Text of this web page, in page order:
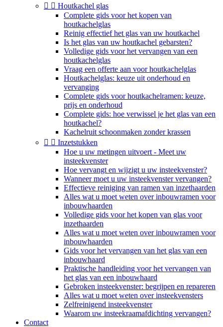
  Houtkachel glas
Complete gids voor het kopen van
houtkachelglas
Reinig effectief het glas van uw houtkachel
Is het glas van uw houtkachel gebarsten?
Volledige gids voor het vervangen van een
houtkachelglas
Vraag een offerte aan voor houtkachelglas
Houtkachelglas: keuze uit onderhoud en
vervanging
Complete gids voor houtkachelramen: keuze,
prijs en onderhoud
Complete gids: hoe verwissel je het glas van een
houtkachel?
Kachelruit schoonmaken zonder krassen
  Inzetstukken
Hoe u uw metingen uitvoert - Meet uw
insteekvenster
Hoe vervangt en wijzigt u uw insteekvenster?
Wanneer moet u uw insteekvenster vervangen?
Effectieve reiniging van ramen van inzethaarden
Alles wat u moet weten over inbouwramen voor
inbouwhaarden
Volledige gids voor het kopen van glas voor
inzethaarden
Alles wat u moet weten over inbouwramen voor
inbouwhaarden
Gids voor het vervangen van het glas van een
inbouwhaard
Praktische handleiding voor het vervangen van
het glas van een inbouwhaard
Gebroken insteekvenster: begrijpen en repareren
Alles wat u moet weten over insteekvensters
Zelfreinigend insteekvenster
Waarom uw insteekraamafdichting vervangen?
Contact